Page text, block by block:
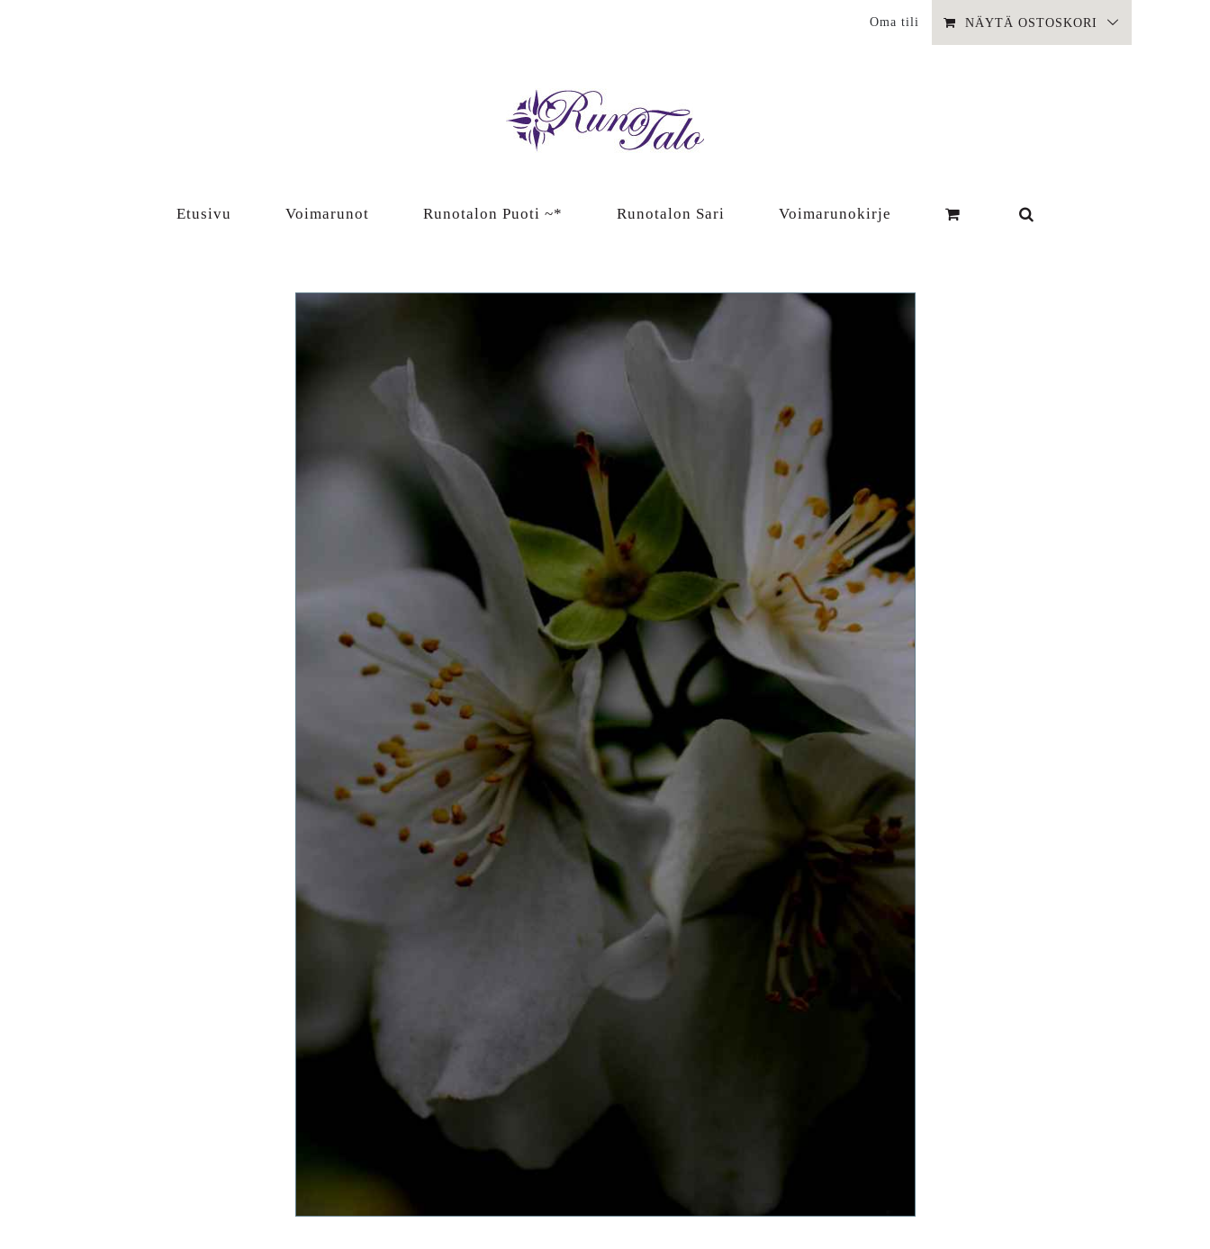
Oma tili NÄYTÄ OSTOSKORI
Etusivu Voimarunot Runotalon Puoti ~* Runotalon Sari Voimarunokirje